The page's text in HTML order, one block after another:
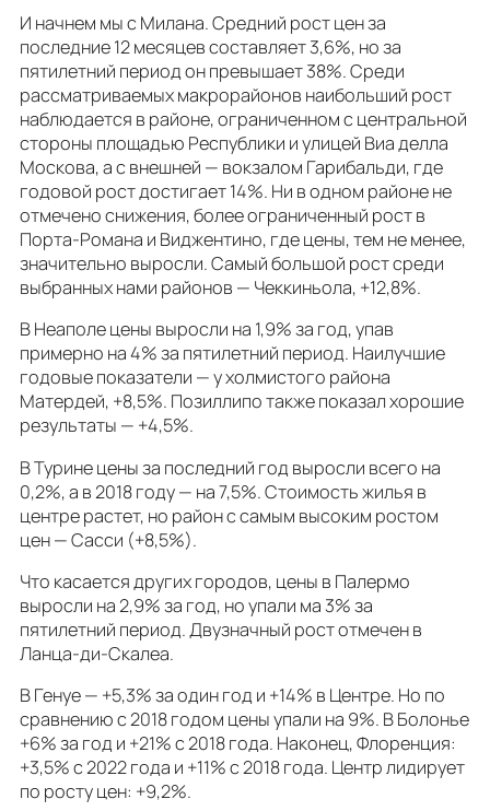
И начнем мы с Милана. Средний рост цен за
последние 12 месяцев составляет 3,6%, но за
пятилетний период он превышает 38%. Среди
рассматриваемых макрорайонов наибольший рост
наблюдается в районе, ограниченном с центральной
стороны площадью Республики и улицей Виа делла
Москова, а с внешней — вокзалом Гарибальди, где
годовой рост достигает 14%. Ни в одном районе не
отмечено снижения, более ограниченный рост в
Порта-Романа и Виджентино, где цены, тем не менее,
значительно выросли. Самый большой рост среди
выбранных нами районов — Чеккиньола, +12,8%.
В Неаполе цены выросли на 1,9% за год, упав
примерно на 4% за пятилетний период. Наилучшие
годовые показатели — у холмистого района
Матердей, +8,5%. Позиллипо также показал хорошие
результаты — +4,5%.
В Турине цены за последний год выросли всего на
0,2%, а в 2018 году — на 7,5%. Стоимость жилья в
центре растет, но район с самым высоким ростом
цен — Сасси (+8,5%).
Что касается других городов, цены в Палермо
выросли на 2,9% за год, но упали ма 3% за
пятилетний период. Двузначный рост отмечен в
Ланца-ди-Скалеа.
В Генуе — +5,3% за один год и +14% в Центре. Но по
сравнению с 2018 годом цены упали на 9%. В Болонье
+6% за год и +21% с 2018 года. Наконец, Флоренция:
+3,5% с 2022 года и +11% с 2018 года. Центр лидирует
по росту цен: +9,2%.